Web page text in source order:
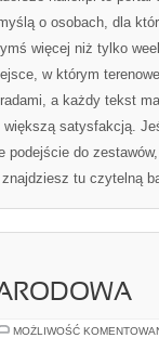
o osobach, dla
więcej niż tylko
w którym
a każdy tekst
większą satysfakcją.
podejście do
tu czytelną
MOŻLIWOŚĆ